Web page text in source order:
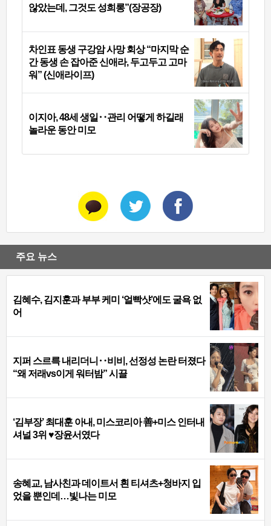
않았는데, 그것도 성희롱”(장공장)
차인표 동생 구강암 사망 회상 “마지막 순
간 동생 손 잡아준 신애라, 두고두고 고마
워” (신애라이프)
이지아, 48세 생일‥관리 어떻게 하길래
놀라운 동안 미모
주요 뉴스
김혜수, 김지훈과 부부 케미 ‘얼빡샷’에도 굴욕 없
어
지퍼 스르륵 내리더니‥비비, 선정성 논란 터졌다
“왜 저래vs이게 워터밤” 시끌
‘김부장’ 최대훈 아내, 미스코리아 善+미스 인터내
셔널 3위 ♥장윤서였다
송혜교, 남사친과 데이트서 흰 티셔츠+청바지 입
었을 뿐인데…빛나는 미모